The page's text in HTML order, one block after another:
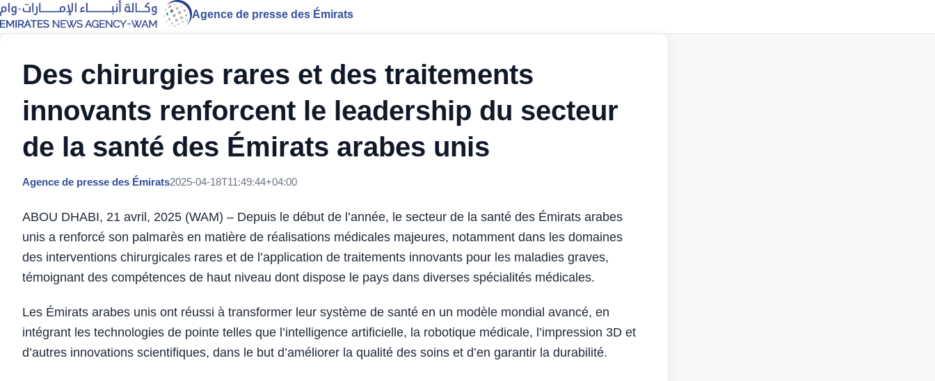
Agence de presse des Émirats
Des chirurgies rares et des traitements
innovants renforcent le leadership du secteur
de la santé des Émirats arabes unis
Agence de presse des Émirats2025-04-18T11:49:44+04:00
ABOU DHABI, 21 avril, 2025 (WAM) – Depuis le début de l’année, le secteur de la santé des Émirats arabes
unis a renforcé son palmarès en matière de réalisations médicales majeures, notamment dans les domaines
des interventions chirurgicales rares et de l’application de traitements innovants pour les maladies graves,
témoignant des compétences de haut niveau dont dispose le pays dans diverses spécialités médicales.
Les Émirats arabes unis ont réussi à transformer leur système de santé en un modèle mondial avancé, en
intégrant les technologies de pointe telles que l’intelligence artificielle, la robotique médicale, l’impression 3D et
d’autres innovations scientifiques, dans le but d’améliorer la qualité des soins et d’en garantir la durabilité.